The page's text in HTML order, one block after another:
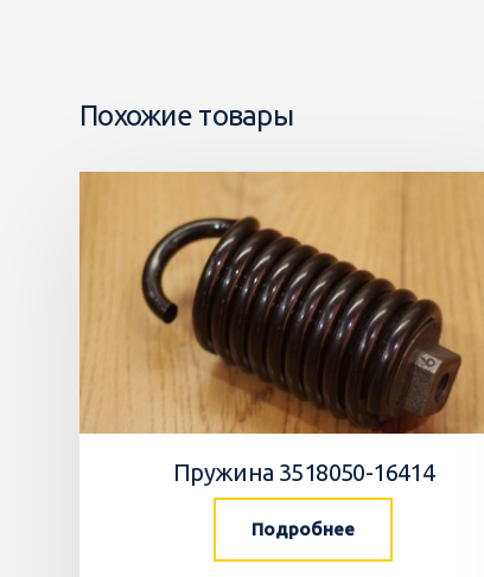
Похожие товары
Пружина 3518050-16414
Подробнее